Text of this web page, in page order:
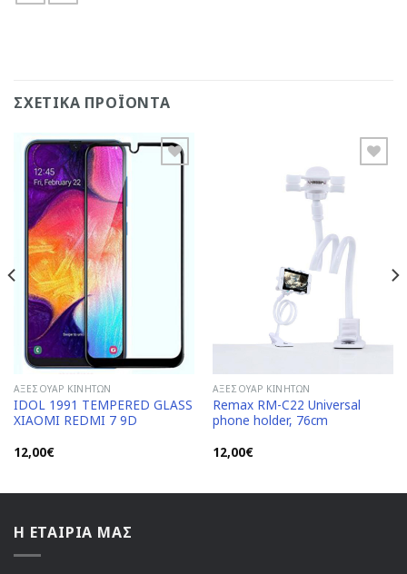
ΣΧΕΤΙΚΆ ΠΡΟΪΌΝΤΑ
ΑΞΕΣΟΥΆΡ ΚΙΝΗΤΏΝ
IDOL 1991 TEMPERED GLASS
XIAOMI REDMI 7 9D
12,00€
ΑΞΕΣΟΥΆΡ ΚΙΝΗΤΏΝ
Remax RM-C22 Universal
phone holder, 76cm
12,00€
Η ΕΤΑΙΡΙΑ ΜΑΣ